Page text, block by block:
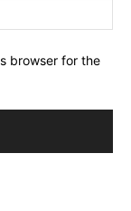
browser for the